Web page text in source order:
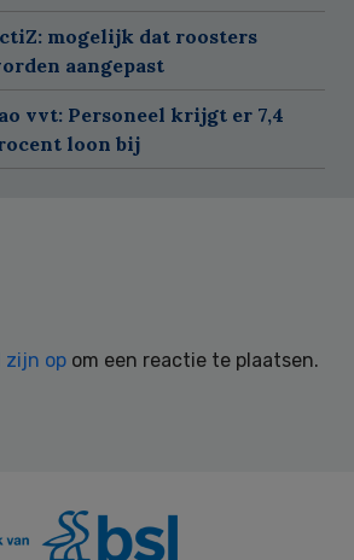
mogelijk dat roosters
aangepast
vvt: Personeel krijgt er 7,4
loon bij
zijn op om een reactie te plaatsen.